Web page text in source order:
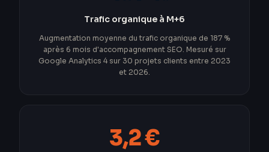
Trafic organique à M+6
Augmentation moyenne du trafic organique de 187 %
après 6 mois d'accompagnement SEO. Mesuré sur
Google Analytics 4 sur 30 projets clients entre 2023
et 2026.
3,2 €